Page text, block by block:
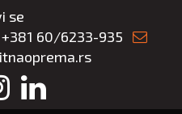
se
+381 60/6233-935
Instagram
LinkedIn